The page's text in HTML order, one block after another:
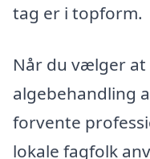
tag er i topform.
Når du vælger
algebehandling
forvente
lokale fagfolk